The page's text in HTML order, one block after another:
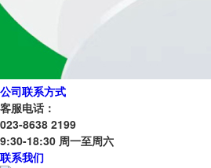
公司联系方式
客服电话：
023-8638 2199
9:30-18:30 周一至周六
联系我们